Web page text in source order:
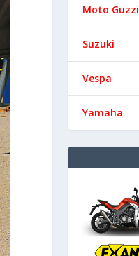
Moto Guzzi
Suzuki
Vespa
Yamaha